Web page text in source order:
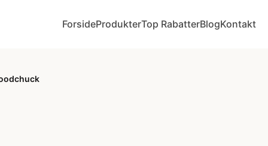
ForsideProdukterTop RabatterBlogKontakt